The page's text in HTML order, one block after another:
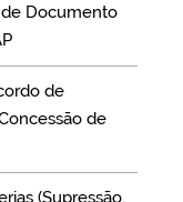
Documento
de
de
(Supressão,